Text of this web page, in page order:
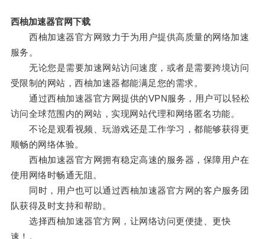
西柚加速器官网下载
西柚加速器官方网致力于为用户提供高质量的网络加速
服务。
无论您是需要加速网站访问速度，或者是需要跨境访问
受限制的网站，西柚加速器都能满足您的需求。
通过西柚加速器官方网提供的VPN服务，用户可以轻松
访问全球范围内的网站，实现网站代理和网络匿名功能。
不论是观看视频、玩游戏还是工作学习，都能够获得更
顺畅的网络体验。
西柚加速器官方网拥有稳定高速的服务器，保障用户在
使用网络时畅通无阻。
同时，用户也可以通过西柚加速器官方网的客户服务团
队获得及时支持和帮助。
选择西柚加速器官方网，让网络访问更便捷、更快
速！。